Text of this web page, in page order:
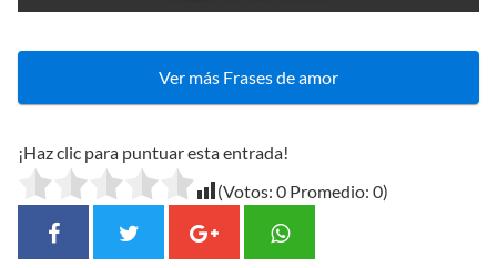
Ver más Frases de amor
¡Haz clic para puntuar esta entrada!
(Votos: 0 Promedio: 0)